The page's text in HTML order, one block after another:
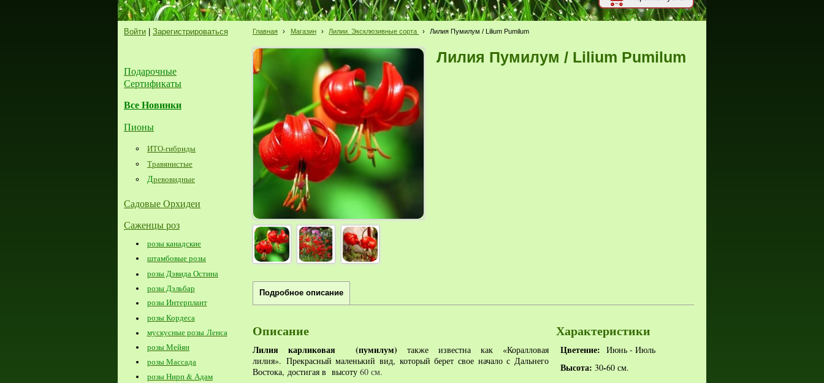
Войти Зарегистрироваться
Подарочные
Сертификаты
Все Новинки
Пионы
ИТО-гибриды
Травянистые
Древовидные
Садовые Орхидеи
Саженцы роз
розы канадские
штамбовые розы
розы Дэвида Остина
розы Дэльбар
розы Интерплант
розы Кордеса
мускусные розы Ленса
розы Мейян
розы Массада
розы Нирп & Адам
Главная › Магазин › Лилии. Эксклюзивные сорта › Лилия Пумилум / Lilium Pumilum
Лилия Пумилум / Lilium Pumilum
Подробное описание
Описание Характеристики
Лилия карликовая (пумилум) также известна как «Коралловая
лилия». Прекрасный маленький вид, который берет свое начало с Дальнего
Востока, достигая в высоту 60 см.
Цветение: Июнь - Июль
Высота: 30-60 см.